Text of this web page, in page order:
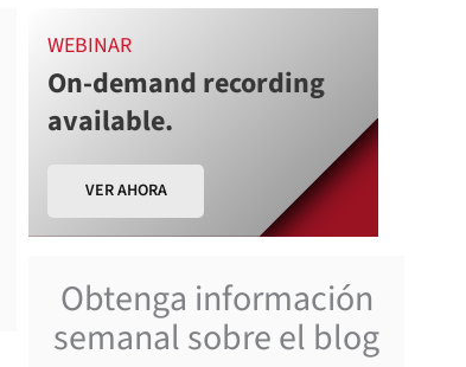
WEBINAR
On-demand recording
available.
VER AHORA
Obtenga información
semanal sobre el blog